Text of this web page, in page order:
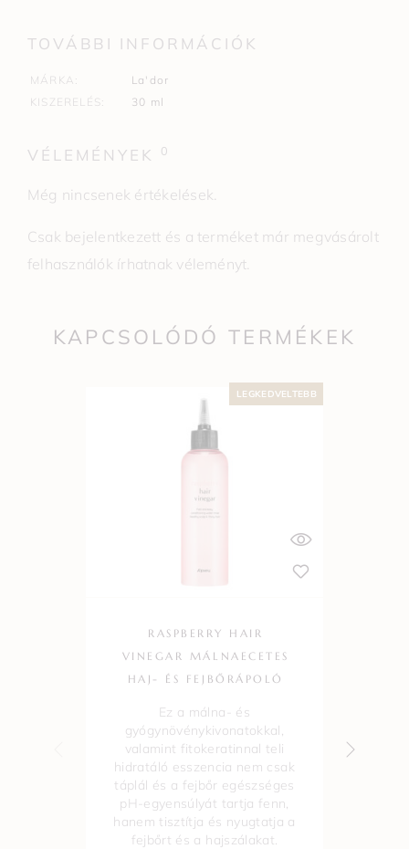
TOVÁBBI INFORMÁCIÓK
MÁRKA
La'dor
KISZERELÉS
30 ml
VÉLEMÉNYEK 0
Még nincsenek értékelések.
Csak bejelentkezett és a terméket már megvásárolt
felhasználók írhatnak véleményt.
KAPCSOLÓDÓ TERMÉKEK
LEGKEDVELTEBB
RASPBERRY HAIR
VINEGAR MÁLNAECETES
HAJ- ÉS FEJBŐRÁPOLÓ
Ez a málna- és
gyógynövénykivonatokkal,
valamint fitokeratinnal teli
hidratáló esszencia nem csak
táplál és a fejbőr egészséges
pH-egyensúlyát tartja fenn,
hanem tisztítja és nyugtatja a
fejbőrt és a hajszálakat.